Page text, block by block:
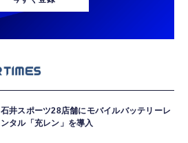
石井スポーツ28店舗にモバイルバッテリーレ
ンタル「充レン」を導入